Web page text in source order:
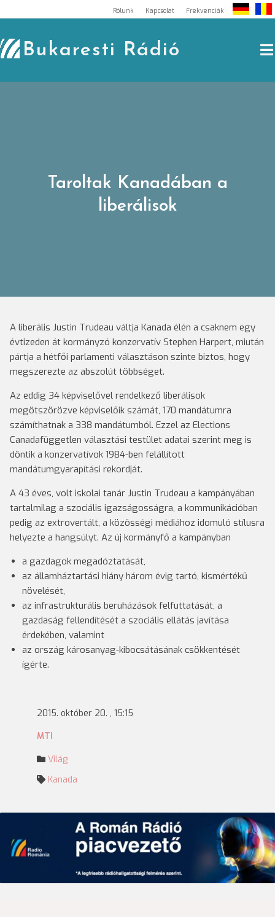
to
content
Rólunk Kapcsolat Frekvenciák
Bukaresti Rádió
Taroltak Kanadában a
liberálisok
A liberális Justin Trudeau váltja Kanada élén a csaknem egy
évtizeden át kormányzó konzervatív Stephen Harpert, miután
pártja a hétfői parlamenti választáson szinte biztos, hogy
megszerezte az abszolút többséget.
Az eddig 34 képviselővel rendelkező liberálisok
megötszörözve képviselőik számát, 170 mandátumra
számíthatnak a 338 mandátumból. Ezzel az Elections
Canadafüggetlen választási testület adatai szerint meg is
döntik a konzervatívok 1984-ben felállított
mandátumgyarapítási rekordját.
A 43 éves, volt iskolai tanár Justin Trudeau a kampányában
tartalmilag a szociális igazságosságra, a kommunikációban
pedig az extrovertált, a közösségi médiához idomuló stílusra
helyezte a hangsúlyt. Az új kormányfő a kampányban
a gazdagok megadóztatását,
az államháztartási hiány három évig tartó, kismértékű
növelését,
az infrastrukturális beruházások felfuttatását, a
gazdaság fellendítését a szociális ellátás javítása
érdekében, valamint
az ország károsanyag-kibocsátásának csökkentését
ígérte.
2015. október 20. , 15:15
MTI
Világ
Kanada